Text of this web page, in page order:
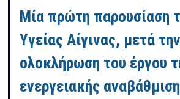
Μία πρώτη παρουσίαση
Υγείας Αίγινας, μετά την
ολοκλήρωση του έργου
ενεργειακής